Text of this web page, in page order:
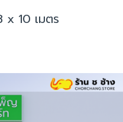
x 10 เมตร